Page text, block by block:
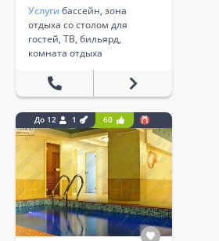
Услуги бассейн, зона
отдыха со столом для
гостей, ТВ, бильярд,
комната отдыха
До 12 1 60